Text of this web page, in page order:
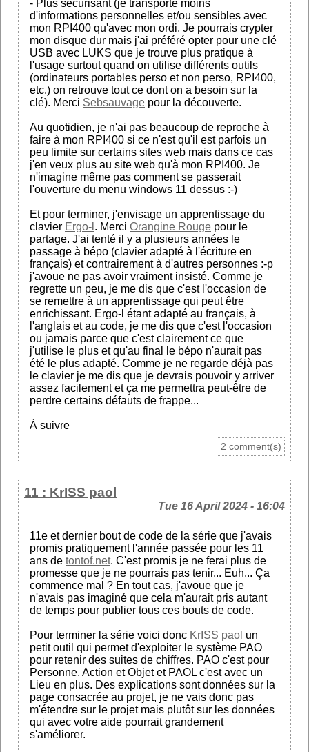
- Plus sécurisant (je transporte moins
d'informations personnelles et/ou sensibles avec
mon RPI400 qu'avec mon ordi. Je pourrais crypter
mon disque dur mais j'ai préféré opter pour une clé
USB avec LUKS que je trouve plus pratique à
l'usage surtout quand on utilise différents outils
(ordinateurs portables perso et non perso, RPI400,
etc.) on retrouve tout ce dont on a besoin sur la
clé). Merci Sebsauvage pour la découverte.
Au quotidien, je n'ai pas beaucoup de reproche à
faire à mon RPI400 si ce n'est qu'il est parfois un
peu limite sur certains sites web mais dans ce cas
j'en veux plus au site web qu'à mon RPI400. Je
n'imagine même pas comment se passerait
l'ouverture du menu windows 11 dessus :-)
Et pour terminer, j'envisage un apprentissage du
clavier Ergo-l . Merci Orangine Rouge pour le
partage. J'ai tenté il y a plusieurs années le
passage à bépo (clavier adapté à l'écriture en
français) et contrairement à d'autres personnes :-p
j'avoue ne pas avoir vraiment insisté. Comme je
regrette un peu, je me dis que c'est l'occasion de
se remettre à un apprentissage qui peut être
enrichissant. Ergo-l étant adapté au français, à
l'anglais et au code, je me dis que c'est l'occasion
ou jamais parce que c'est clairement ce que
j'utilise le plus et qu'au final le bépo n'aurait pas
été le plus adapté. Comme je ne regarde déjà pas
le clavier je me dis que je devrais pouvoir y arriver
assez facilement et ça me permettra peut-être de
perdre certains défauts de frappe...
À suivre
2 comment(s)
11 : KrISS paol
Tue 16 April 2024 - 16:04
11e et dernier bout de code de la série que j'avais
promis pratiquement l'année passée pour les 11
ans de tontof.net. C'est promis je ne ferai plus de
promesse que je ne pourrais pas tenir... Euh... Ça
commence mal ? En tout cas, j'avoue que je
n'avais pas imaginé que cela m'aurait pris autant
de temps pour publier tous ces bouts de code.
Pour terminer la série voici donc KrISS paol un
petit outil qui permet d'exploiter le système PAO
pour retenir des suites de chiffres. PAO c'est pour
Personne, Action et Objet et PAOL c'est avec un
Lieu en plus. Des explications sont données sur la
page consacrée au projet, je ne vais donc pas
m'étendre sur le projet mais plutôt sur les données
qui avec votre aide pourrait grandement
s'améliorer.